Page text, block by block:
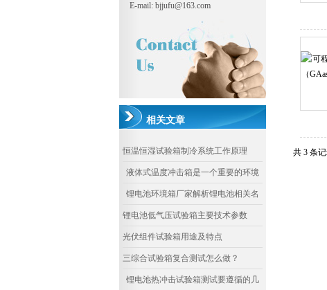
E-mail: bjjufu@163.com
相关文章
恒温恒湿试验箱制冷系统工作原理
液体式温度冲击箱是一个重要的环境
模拟工具
锂电池环境箱厂家解析锂电池相关名
词
锂电池低气压试验箱主要技术参数
光伏组件试验箱用途及特点
三综合试验箱复合测试怎么做？
锂电池热冲击试验箱测试要遵循的几
共 3 条